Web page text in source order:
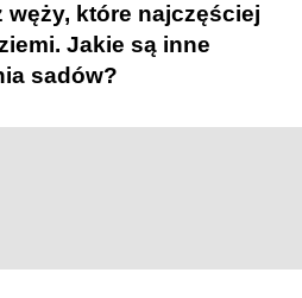
węży, które najczęściej
Jakie są inne
sadów?